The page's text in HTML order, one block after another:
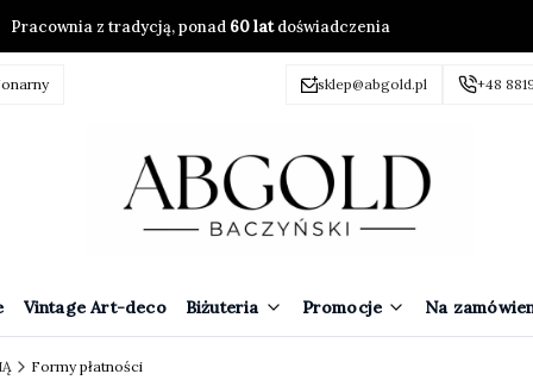
Pracownia z tradycją, ponad 60 latdoświadczenia
sklep@abgold.pl +48
Vintage Art-deco Biżuteria Promocje Na
Formy płatności